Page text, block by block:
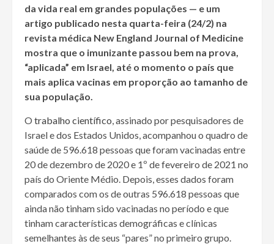
da vida real em grandes populações — e um
artigo publicado nesta quarta-feira (24/2) na
revista médica New England Journal of Medicine
mostra que o imunizante passou bem na prova,
“aplicada” em Israel, até o momento o país que
mais aplica vacinas em proporção ao tamanho de
sua população.
O trabalho científico, assinado por pesquisadores de
Israel e dos Estados Unidos, acompanhou o quadro de
saúde de 596.618 pessoas que foram vacinadas entre
20 de dezembro de 2020 e 1º de fevereiro de 2021 no
país do Oriente Médio. Depois, esses dados foram
comparados com os de outras 596.618 pessoas que
ainda não tinham sido vacinadas no período e que
tinham características demográficas e clínicas
semelhantes às de seus “pares” no primeiro grupo.